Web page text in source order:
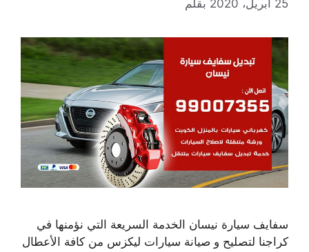
25 أبريل، 2020 بقلم
سفايف سيارة نيسان الخدمة السريعة التي نؤمنها في
كراجنا لتصليح و صيانة سيارات ليكزس من كافة الأعطال